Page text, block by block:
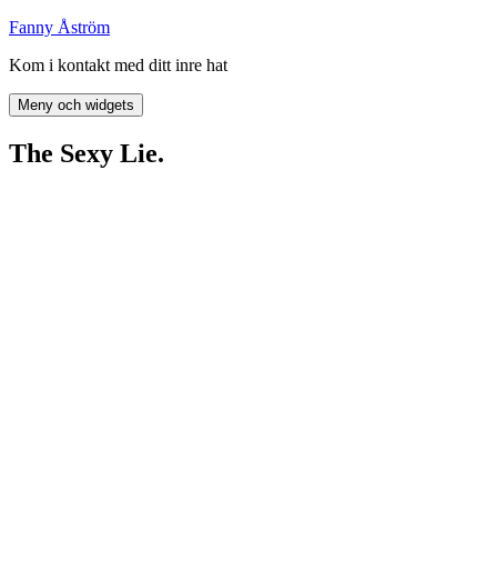
Hoppa
innehåll
Fanny Åström
Kom i kontakt med ditt inre hat
Meny och widgets
The Sexy Lie.